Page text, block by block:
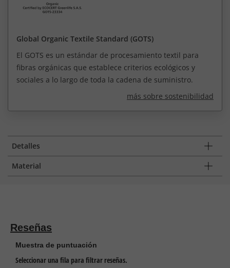
Global Organic Textile Standard (GOTS)
El GOTS es un estándar de procesamiento textil para
fibras orgánicas que establece criterios ecológicos y
sociales a lo largo de toda la cadena de suministro.
más sobre sostenibilidad
Detalles
Material